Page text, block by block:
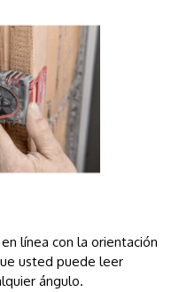
línea con la orientación
usted puede leer
ángulo.